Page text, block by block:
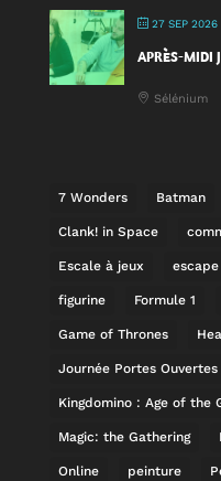
27 SEP 2026
APRÈS-MIDI
Sélénium
7 Wonders Batman
Clank! in Space
Escale à jeux escape
figurine Formule 1
Game of Thrones
Journée Portes Ouvertes
Kingdomino : Age of the
Magic: the Gathering
Online peinture